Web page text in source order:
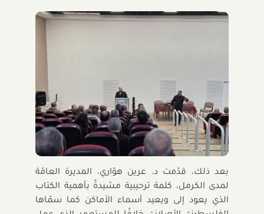
بعد ذلك، قدّمت د. عرين هوّاري، المديرة العامّة
لمدى الكرمل، كلمة ترحيبية مشيدةً بأهمية الكتاب
الذي يعود إلى ويعيد أسماء الأماكن كما سمّاها